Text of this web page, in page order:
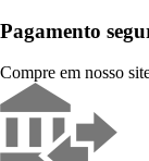
Pagamento
Compre em nosso